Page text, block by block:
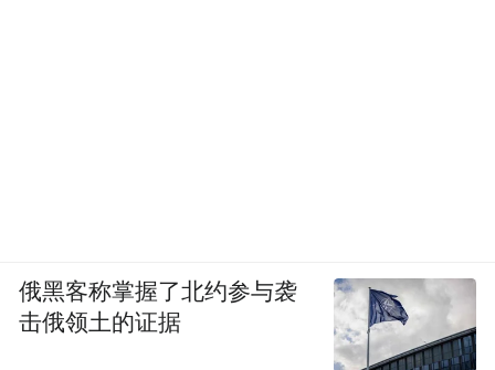
俄黑客称掌握了北约参与袭
击俄领土的证据